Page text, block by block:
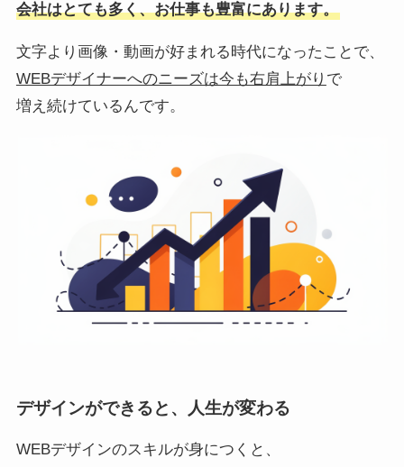
会社はとても多く、お仕事も豊富にあります。
文字より画像・動画が好まれる時代になったことで、
WEBデザイナーへのニーズは今も右肩上がり で
増え続けているんです。
デザインができると、人生が変わる
WEBデザインのスキルが身につくと、